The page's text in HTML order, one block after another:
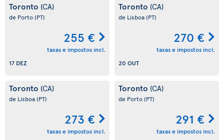
Toronto (CA)
de Porto(PT)
255 €
taxas e impostos incl.
17 DEZ
Toronto (CA)
de Lisboa(PT)
270 €
taxas e impostos incl.
20 OUT
Toronto (CA)
de Lisboa(PT)
273 €
taxas e impostos incl.
Toronto (CA)
de Porto(PT)
291 €
taxas e impostos incl.